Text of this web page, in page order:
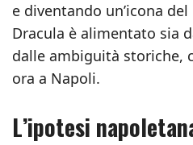
e diventando un’icona
Dracula è alimentato sia
dalle ambiguità storiche,
ora a Napoli.
L’ipotesi